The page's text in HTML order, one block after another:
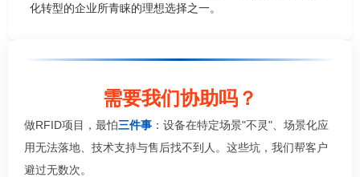
化转型的企业所青睐的理想选择之一。
需要我们协助吗？
做RFID项目，最怕三件事 ：设备在特定场景"不灵"、场景化应
用无法落地、技术支持与售后找不到人。这些坑，我们帮客户
避过无数次。